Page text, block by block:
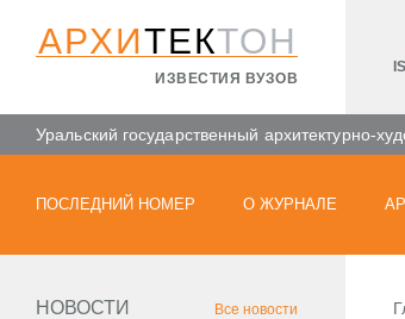
АРХИТЕКТОН
ИЗВЕСТИЯ ВУЗОВ
Уральский государственный архитектурно-
ПОСЛЕДНИЙ НОМЕР О ЖУРНАЛЕ
НОВОСТИ Все новости